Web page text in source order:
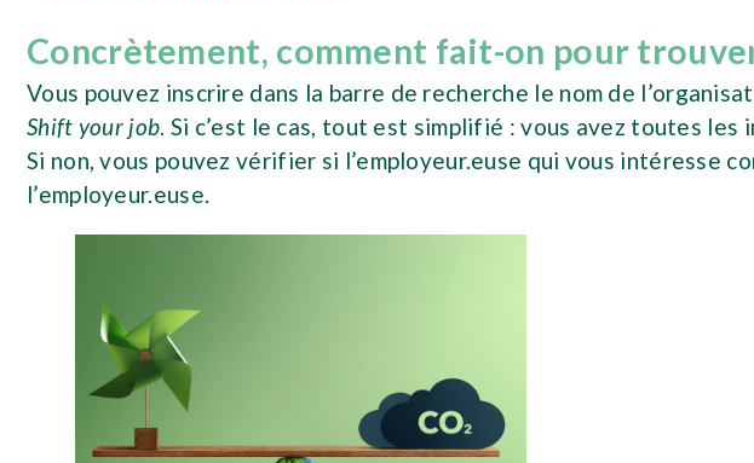
Concrètement, comment fait-on pour
Vous pouvez inscrire dans la barre de recherche le nom de
Shift your job. Si c’est le cas, tout est simplifié : vous avez toutes
Si non, vous pouvez vérifier si l’employeur.euse qui vous intéresse
l’employeur.euse.